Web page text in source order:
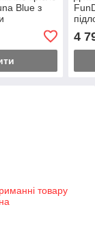
Blue з
4
товару